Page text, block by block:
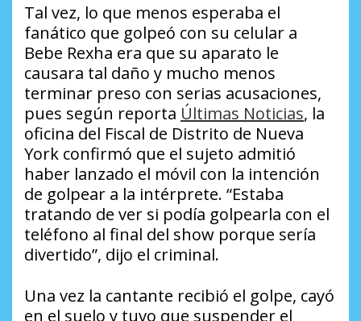
Tal vez, lo que menos esperaba el
fanático que golpeó con su celular a
Bebe Rexha era que su aparato le
causara tal daño y mucho menos
terminar preso con serias acusaciones,
pues según reporta Últimas Noticias, la
oficina del Fiscal de Distrito de Nueva
York confirmó que el sujeto admitió
haber lanzado el móvil con la intención
de golpear a la intérprete. “Estaba
tratando de ver si podía golpearla con el
teléfono al final del show porque sería
divertido”, dijo el criminal.
Una vez la cantante recibió el golpe, cayó
en el suelo y tuvo que suspender el